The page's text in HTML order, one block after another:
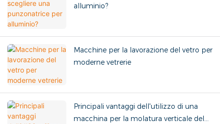
alluminio?
Macchine per la lavorazione del vetro per
moderne vetrerie
Principali vantaggi dell'utilizzo di una
macchina per la molatura verticale del